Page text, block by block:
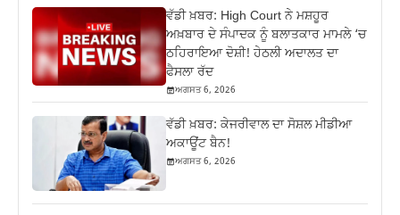
ਵੱਡੀ ਖ਼ਬਰ: High Court ਨੇ ਮਸ਼ਹੂਰ
ਅਖ਼ਬਾਰ ਦੇ ਸੰਪਾਦਕ ਨੂੰ ਬਲਾਤਕਾਰ ਮਾਮਲੇ ‘ਚ
ਠਹਿਰਾਇਆ ਦੋਸ਼ੀ! ਹੇਠਲੀ ਅਦਾਲਤ ਦਾ
ਫੈਸਲਾ ਰੱਦ
ਅਗਸਤ 6, 2026
ਵੱਡੀ ਖ਼ਬਰ: ਕੇਜਰੀਵਾਲ ਦਾ ਸੋਸ਼ਲ ਮੀਡੀਆ
ਅਕਾਊਂਟ ਬੈਨ!
ਅਗਸਤ 6, 2026